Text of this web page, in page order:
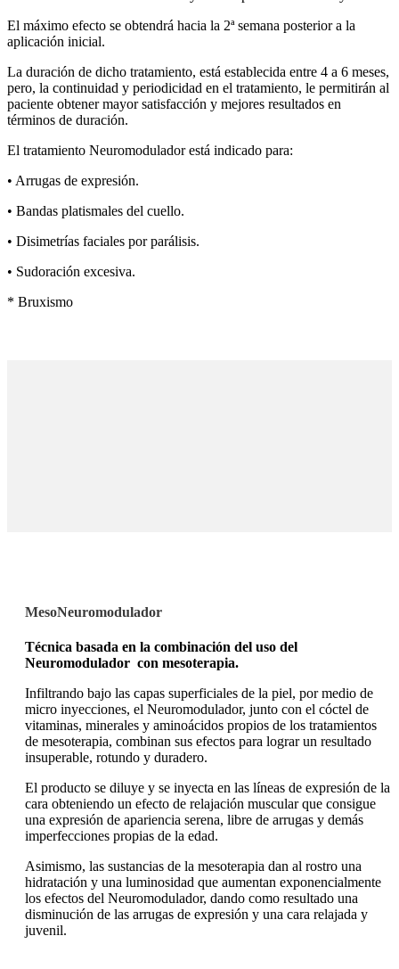
El máximo efecto se obtendrá hacia la 2ª semana posterior a la
aplicación inicial.
La duración de dicho tratamiento, está establecida entre 4 a 6 meses,
pero, la continuidad y periodicidad en el tratamiento, le permitirán al
paciente obtener mayor satisfacción y mejores resultados en
términos de duración.
El tratamiento Neuromodulador está indicado para:
• Arrugas de expresión.
• Bandas platismales del cuello.
• Disimetrías faciales por parálisis.
• Sudoración excesiva.
* Bruxismo
MesoNeuromodulador
Técnica basada en la combinación del uso del
Neuromodulador con mesoterapia.
Infiltrando bajo las capas superficiales de la piel, por medio de
micro inyecciones, el Neuromodulador, junto con el cóctel de
vitaminas, minerales y aminoácidos propios de los tratamientos
de mesoterapia, combinan sus efectos para lograr un resultado
insuperable, rotundo y duradero.
El producto se diluye y se inyecta en las líneas de expresión de la
cara obteniendo un efecto de relajación muscular que consigue
una expresión de apariencia serena, libre de arrugas y demás
imperfecciones propias de la edad.
Asimismo, las sustancias de la mesoterapia dan al rostro una
hidratación y una luminosidad que aumentan exponencialmente
los efectos del Neuromodulador, dando como resultado una
disminución de las arrugas de expresión y una cara relajada y
juvenil.